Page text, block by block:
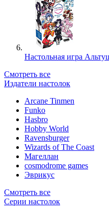
Настольная игра
Смотреть все
Издатели настолок
Arcane Tinmen
Funko
Hasbro
Hobby World
Ravensburger
Wizards of The Coast
Магеллан
сosmodrome games
Эврикус
Смотреть все
Серии настолок